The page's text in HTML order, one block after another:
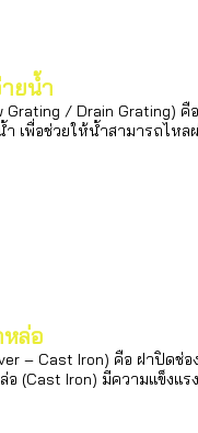
ยน้ำ
/ Drain Grating) คื
เพื่อช่วยให้น้ำสามารถไหล
ล่อ
– Cast Iron) คือ ฝาปิดช่
(Cast Iron) มีความแข็งแ